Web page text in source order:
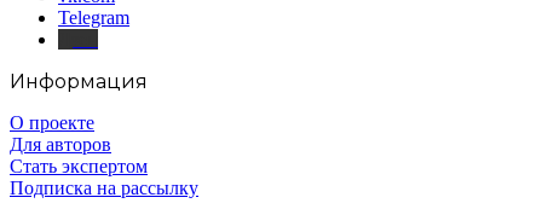
Telegram
Информация
О проекте
Для авторов
Стать экспертом
Подписка на рассылку